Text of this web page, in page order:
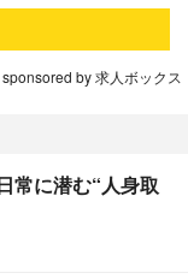
sponsored by 求人ボックス
常に潜む“人身取